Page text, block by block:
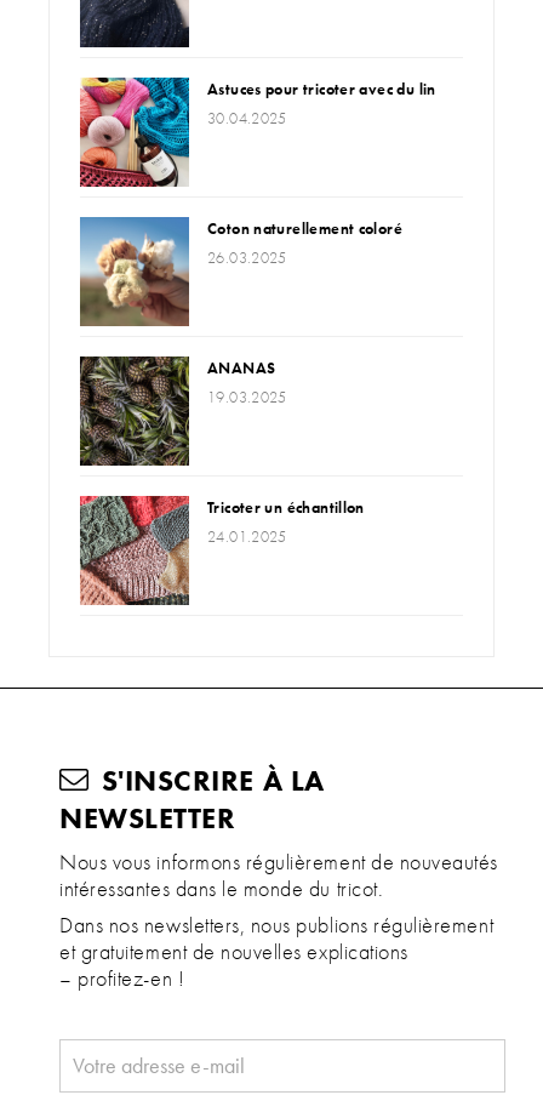
feront battre le cœur de tout amateur ou amatrice de
travaux manuels – disponibles dans
à la fois
L'aiguille circulaire addi édition de Noël est l'outil de
tricot parfait pour de belles heures de tricot méditatives.
Avec leurs pointes vertes foncées en alu anodisé qui,
grâce à leur surface lisse et quand même mate,
séduiront aussi bien les amateurs et amatrices de métal
Lessive spécial laine tenemoll : entretien
et soin de vos ouvrages préférés
Haut en
Astuces pour tricoter avec du lin
30.04.2025
Coton naturellement coloré
26.03.2025
ANANAS
19.03.2025
Tricoter un échantillon
24.01.2025
S'INSCRIRE À LA
NEWSLETTER
Nous vous informons régulièrement de nouveautés
intéressantes dans le monde du tricot.
Dans nos newsletters, nous publions régulièrement
et gratuitement de nouvelles explications
– profitez-en !